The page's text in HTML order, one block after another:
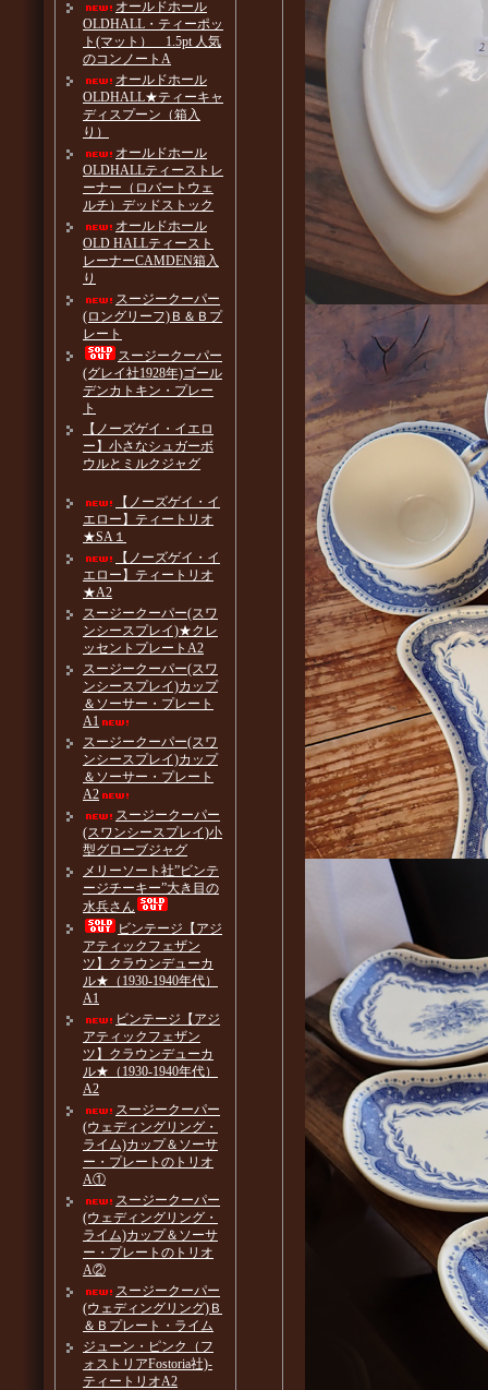
オールドホール
OLDHALL・ティーポッ
ト(マット） 1.5pt 人気
のコンノートA
オールドホール
OLDHALL★ティーキャ
ディスプーン（箱入
り）
オールドホール
OLDHALLティーストレ
ーナー（ロバートウェ
ルチ）デッドストック
オールドホール
OLD HALLティースト
レーナーCAMDEN箱入
り
スージークーパー
(ロングリーフ)Ｂ＆Ｂプ
レート
スージークーパー
(グレイ社1928年)ゴール
デンカトキン・プレー
ト
【ノーズゲイ・イエロ
ー】小さなシュガーボ
ウルとミルクジャグ
【ノーズゲイ・イ
エロー】ティートリオ
★SA１
【ノーズゲイ・イ
エロー】ティートリオ
★A2
スージークーパー(スワ
ンシースプレイ)★クレ
ッセントプレートA2
スージークーパー(スワ
ンシースプレイ)カップ
＆ソーサー・プレート
A1
スージークーパー(スワ
ンシースプレイ)カップ
＆ソーサー・プレート
A2
スージークーパー
(スワンシースプレイ)小
型グローブジャグ
メリーソート社”ビンテ
ージチーキー”大き目の
水兵さん
ビンテージ【アジ
アティックフェザン
ツ】クラウンデューカ
ル★（1930-1940年代）
A1
ビンテージ【アジ
アティックフェザン
ツ】クラウンデューカ
ル★（1930-1940年代）
A2
スージークーパー
(ウェディングリング・
ライム)カップ＆ソーサ
ー・プレートのトリオ
A①
スージークーパー
(ウェディングリング・
ライム)カップ＆ソーサ
ー・プレートのトリオ
A②
スージークーパー
(ウェディングリング)Ｂ
＆Ｂプレート・ライム
ジューン・ピンク（フ
ォストリアFostoria社)-
ティートリオA2